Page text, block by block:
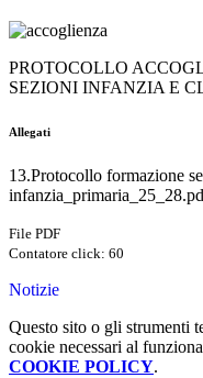
PROTOCOLLO
SEZIONI INFANZIA E
Allegati
13.Protocollo formazione
File PDF
Contatore click: 60
Notizie
Questo sito o gli strumenti
cookie necessari al
COOKIE POLICY.